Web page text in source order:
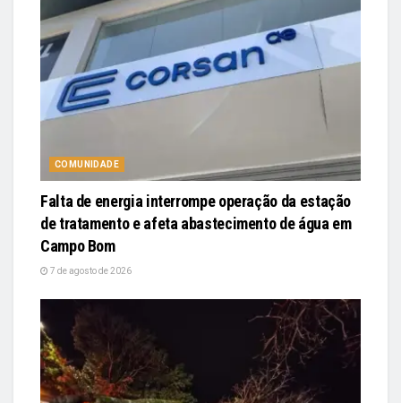
COMUNIDADE
Falta de energia interrompe operação da estação
de tratamento e afeta abastecimento de água em
Campo Bom
7 de agosto de 2026